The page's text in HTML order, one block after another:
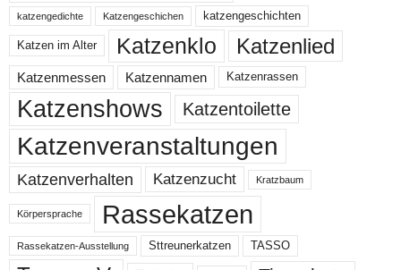
katzengedichte Katzengeschichen katzengeschichten
Katzen im Alter Katzenklo Katzenlied
Katzenmessen Katzennamen Katzenrassen
Katzenshows Katzentoilette
Katzenveranstaltungen
Katzenverhalten Katzenzucht Kratzbaum
Körpersprache Rassekatzen
Rassekatzen-Ausstellung Sttreunerkatzen TASSO